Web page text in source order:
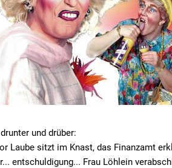
und drüber:
Laube sitzt im Knast, das Finanzamt
entschuldigung... Frau Löhlein